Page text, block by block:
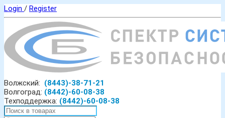
Login / Register
Волжский: (8443)-38-71-21
Волгоград: (8442)-60-08-38
Техподдержка: (8442)-60-08-38